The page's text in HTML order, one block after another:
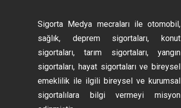
Sigorta Medya mecraları ile otomobil,
sağlık, deprem sigortaları, konut
sigortaları, tarım sigortaları, yangın
sigortaları, hayat sigortaları ve bireysel
emeklilik ile ilgili bireysel ve kurumsal
sigortalılara bilgi vermeyi misyon